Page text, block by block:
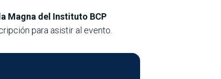
Magna del Instituto BCP
para asistir al evento.